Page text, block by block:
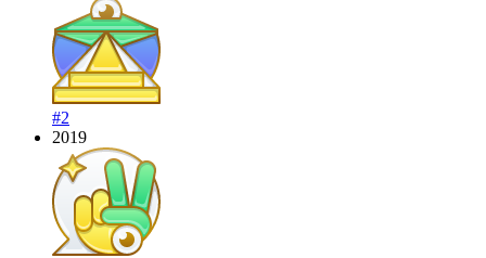
#2
2019